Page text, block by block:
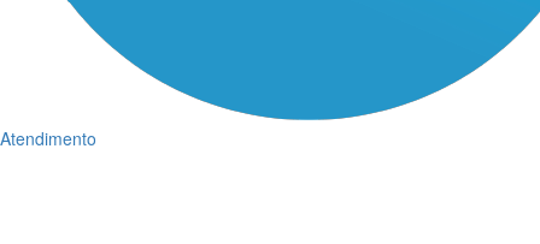
Atendimento